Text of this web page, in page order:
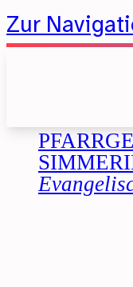
Zur